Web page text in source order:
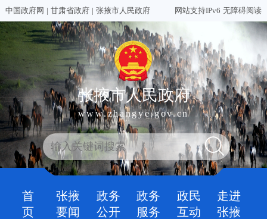
中国政府网 | 甘肃省政府 | 张掖市人民政府 网站支持IPv6 无障碍阅读
张掖市人民政府
www.zhangye.gov.cn
首
页
张掖
要闻
政务
公开
政务
服务
政民
互动
走进
张掖